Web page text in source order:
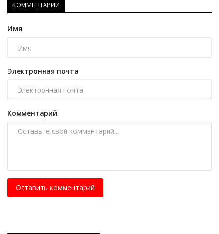
КОММЕНТАРИИ
Имя
Электронная почта
Комментарий
Оставить комментарий